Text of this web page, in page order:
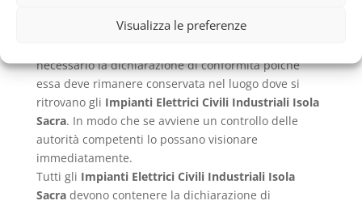
Visualizza le preferenze
Insieme a questa copia si deve sottoscrivere il
necessario la dichiarazione di conformità poiché
essa deve rimanere conservata nel luogo dove si
ritrovano gli Impianti Elettrici Civili Industriali Isola
Sacra. In modo che se avviene un controllo delle
autorità competenti lo possano visionare
immediatamente.
Tutti gli Impianti Elettrici Civili Industriali Isola
Sacradevono contenere la dichiarazione di